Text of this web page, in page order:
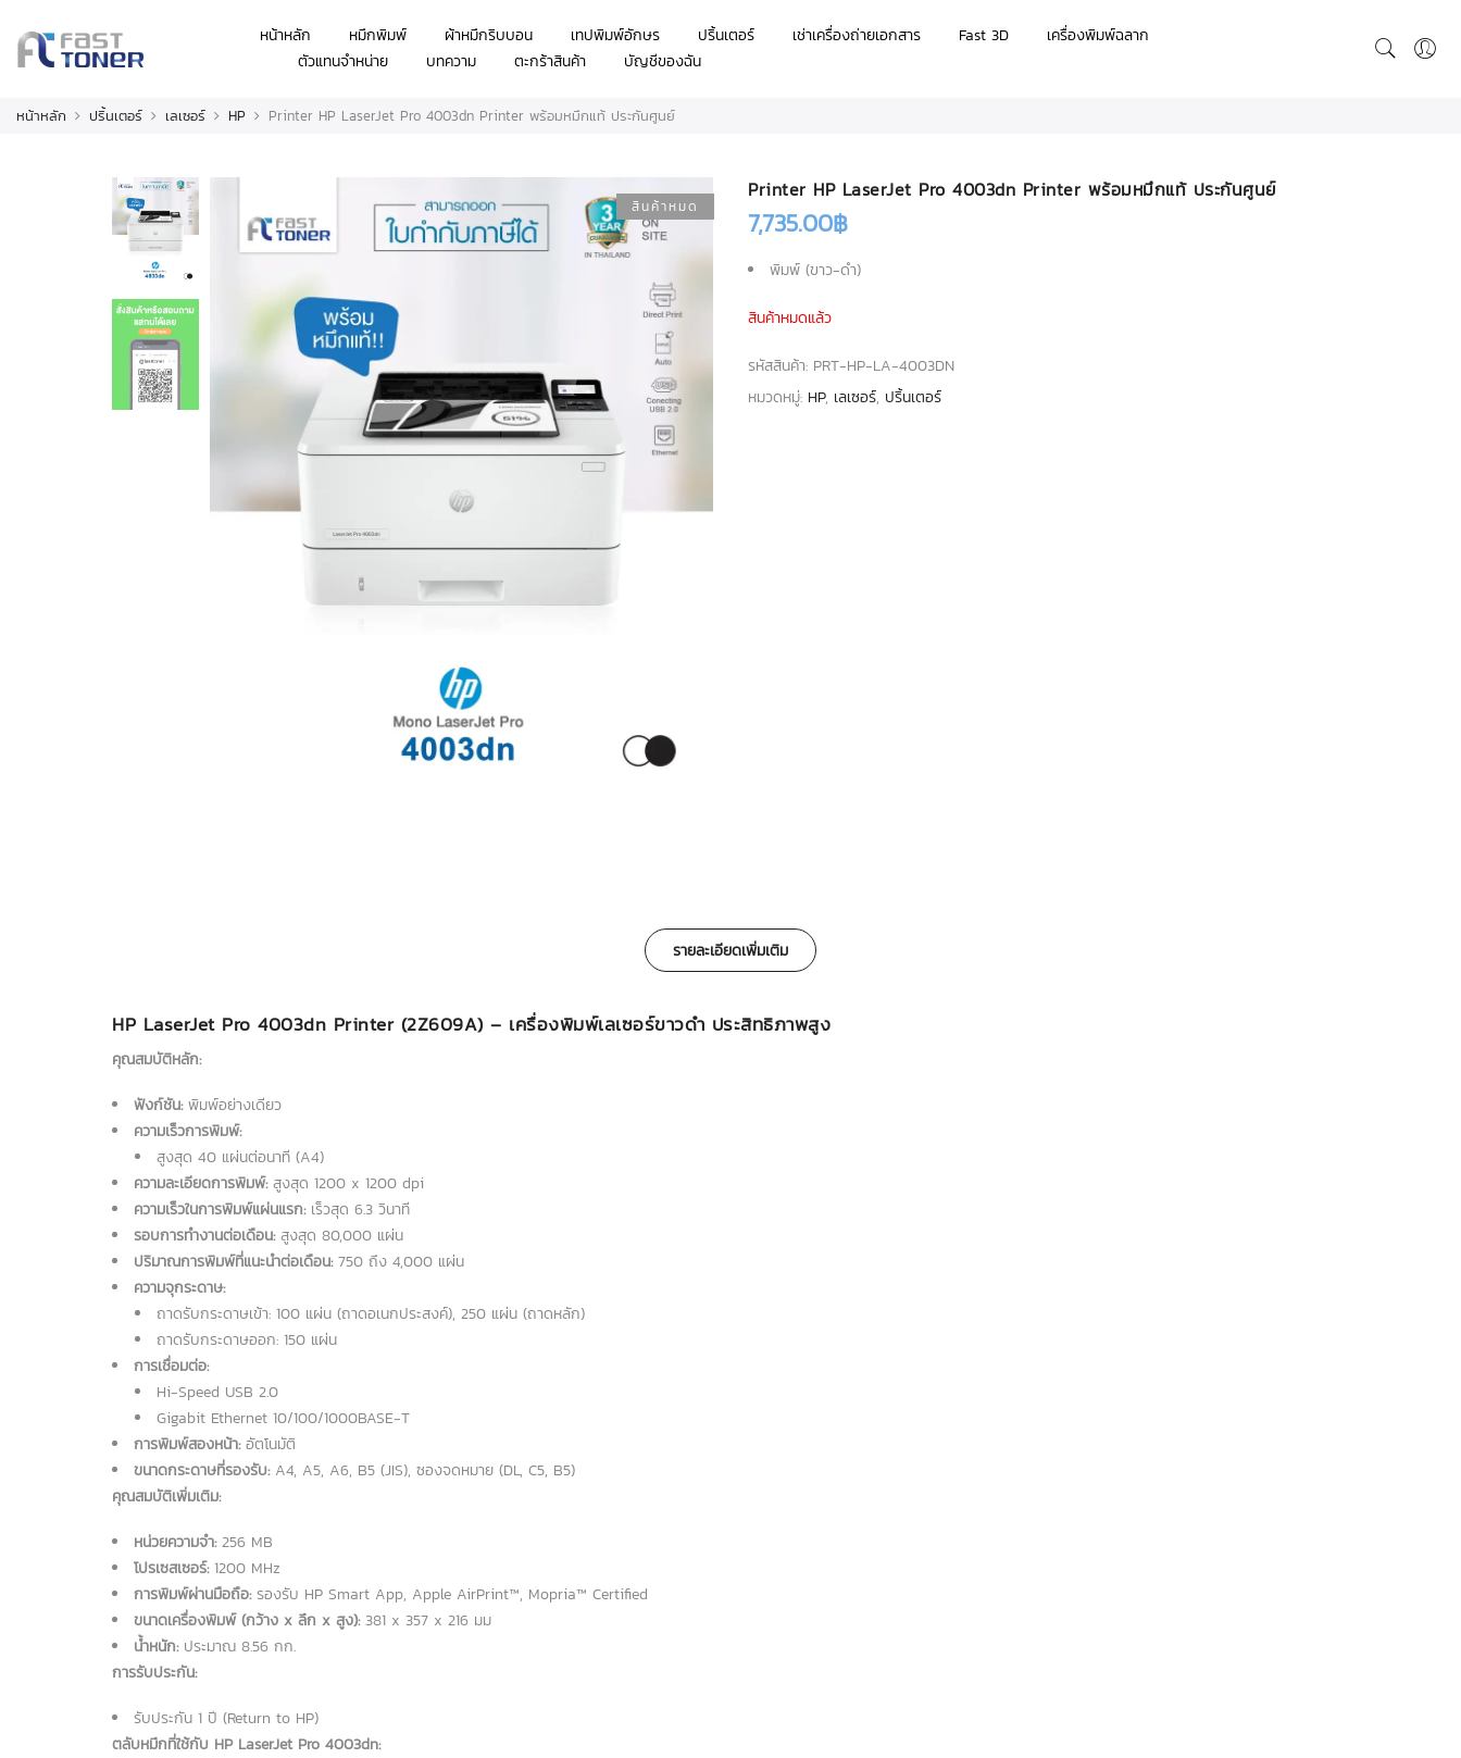
หน้าหลัก หมึกพิมพ์ ผ้าหมึกริบบอน เทปพิมพ์อักษร ปริ้นเตอร์ เช่าเครื่องถ่ายเอกสาร Fast 3D
เครื่องพิมพ์ฉลาก
ตัวแทนจำหน่าย
บทความ ตะกร้าสินค้า บัญชีของฉัน
หน้าหลัก ปริ้นเตอร์ เลเซอร์ HP Printer HP LaserJet Pro 4003dn Printer พร้อมหมึกแท้ ประกันศูนย์
สินค้าหมด
Printer HP LaserJet Pro 4003dn Printer พร้อมหมึกแท้ ประกันศูนย์
7,735.00฿
พิมพ์ (ขาว-ดำ)
สินค้าหมดแล้ว
รหัสสินค้า: PRT-HP-LA-4003DN
หมวดหมู่: HP, เลเซอร์, ปริ้นเตอร์
รายละเอียดเพิ่มเติม
HP LaserJet Pro 4003dn Printer (2Z609A) – เครื่องพิมพ์เลเซอร์ขาวดำ ประสิทธิภาพสูง
คุณสมบัติหลัก:
ฟังก์ชัน: พิมพ์อย่างเดียว
ความเร็วการพิมพ์:
สูงสุด 40 แผ่นต่อนาที (A4)
ความละเอียดการพิมพ์: สูงสุด 1200 x 1200 dpi
ความเร็วในการพิมพ์แผ่นแรก: เร็วสุด 6.3 วินาที
รอบการทำงานต่อเดือน: สูงสุด 80,000 แผ่น
ปริมาณการพิมพ์ที่แนะนำต่อเดือน: 750 ถึง 4,000 แผ่น
ความจุกระดาษ:
ถาดรับกระดาษเข้า: 100 แผ่น (ถาดอเนกประสงค์), 250 แผ่น (ถาดหลัก)
ถาดรับกระดาษออก: 150 แผ่น
การเชื่อมต่อ:
Hi-Speed USB 2.0
Gigabit Ethernet 10/100/1000BASE-T
การพิมพ์สองหน้า: อัตโนมัติ
ขนาดกระดาษที่รองรับ: A4, A5, A6, B5 (JIS), ซองจดหมาย (DL, C5, B5)
คุณสมบัติเพิ่มเติม:
หน่วยความจำ: 256 MB
โปรเซสเซอร์: 1200 MHz
การพิมพ์ผ่านมือถือ: รองรับ HP Smart App, Apple AirPrint™, Mopria™ Certified
ขนาดเครื่องพิมพ์ (กว้าง x ลึก x สูง): 381 x 357 x 216 มม
น้ำหนัก: ประมาณ 8.56 กก.
การรับประกัน:
รับประกัน 1 ปี (Return to HP)
ตลับหมึกที่ใช้กับ HP LaserJet Pro 4003dn: